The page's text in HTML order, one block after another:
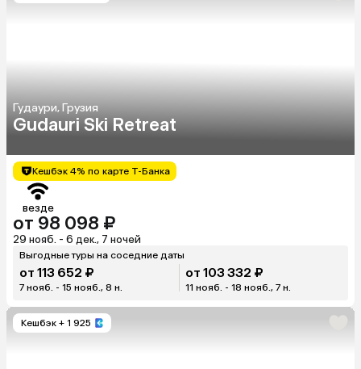
Гудаури, Грузия
Gudauri Ski Retreat
Кешбэк 4% по карте Т-Банка
везде
от 98 098 ₽
29 нояб. - 6 дек., 7 ночей
Выгодные туры на соседние даты
от 113 652 ₽
7 нояб. - 15 нояб., 8 н.
от 103 332 ₽
11 нояб. - 18 нояб., 7 н.
Кешбэк + 1 925